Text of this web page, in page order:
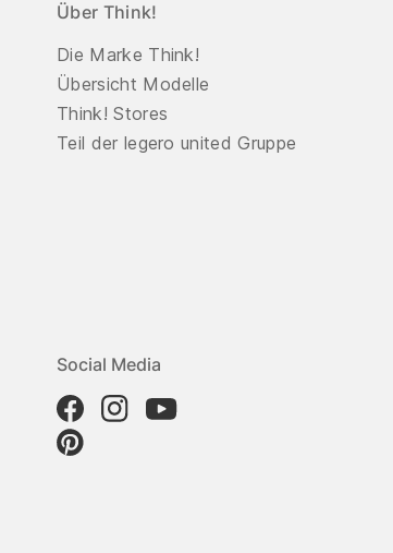
Über Think!
Die Marke Think!
Übersicht Modelle
Think! Stores
Teil der legero united Gruppe
Social Media